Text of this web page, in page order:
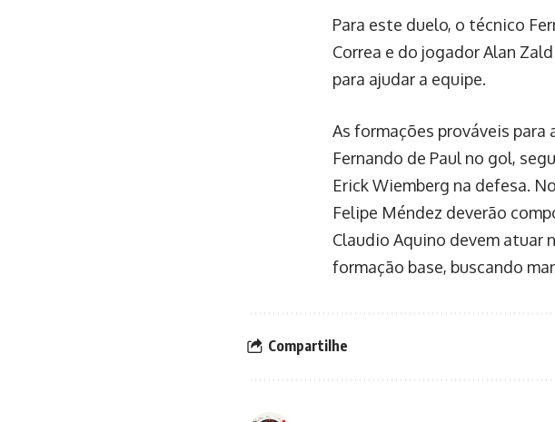
Para este duelo, o técnico
Correa e do jogador Alan
para ajudar a equipe.
As formações prováveis
Fernando de Paul no gol,
Erick Wiemberg na defesa.
Felipe Méndez deverão
Claudio Aquino devem atuar
formação base, buscando
Compartilhe